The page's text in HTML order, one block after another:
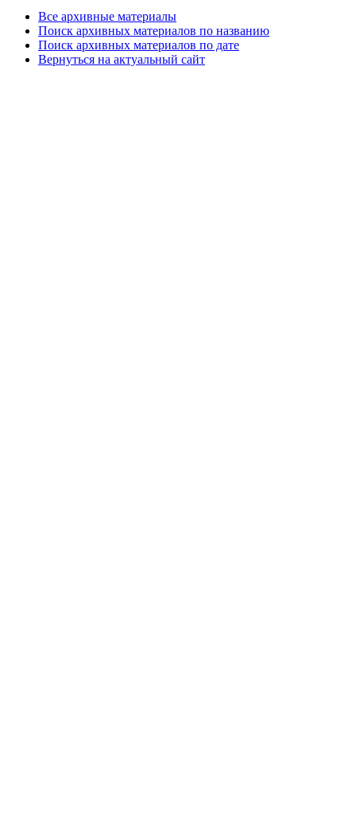
Все архивные материалы
Поиск архивных материалов по названию
Поиск архивных материалов по дате
Вернуться на актуальный сайт